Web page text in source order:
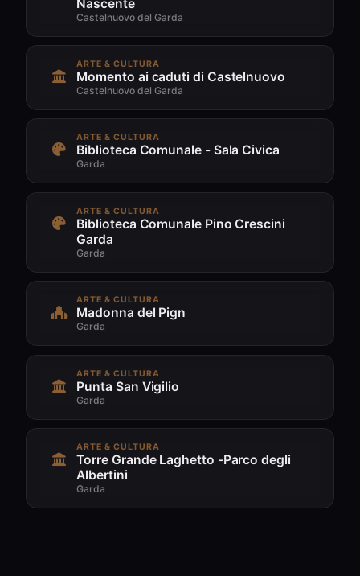
Nascente
Castelnuovo del Garda
ARTE & CULTURA
Momento ai caduti di Castelnuovo
Castelnuovo del Garda
ARTE & CULTURA
Biblioteca Comunale - Sala Civica
Garda
ARTE & CULTURA
Biblioteca Comunale Pino Crescini
Garda
Garda
ARTE & CULTURA
Madonna del Pign
Garda
ARTE & CULTURA
Punta San Vigilio
Garda
ARTE & CULTURA
Torre Grande Laghetto -Parco degli
Albertini
Garda